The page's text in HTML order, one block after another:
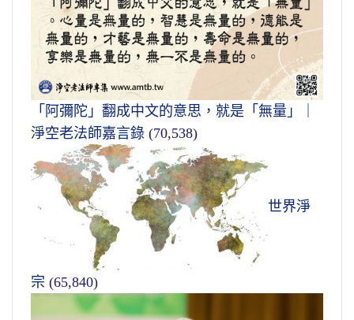
「阿彌陀」翻成中文的意思，就是「無量」｜
淨空老法師嘉言錄 (70,538)
世界淨
宗 (65,840)